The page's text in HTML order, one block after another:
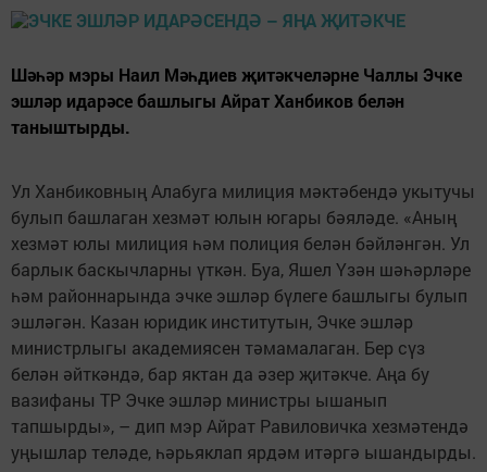
Шәһәр мэры Наил Мәһдиев җитәкчеләрне Чаллы Эчке
эшләр идарәсе башлыгы Айрат Ханбиков белән
таныштырды.
Ул Ханбиковның Алабуга милиция мәктәбендә укытучы
булып башлаган хезмәт юлын югары бәяләде. «Аның
хезмәт юлы милиция һәм полиция белән бәйләнгән. Ул
барлык баскычларны үткән. Буа, Яшел Үзән шәһәрләре
һәм районнарында эчке эшләр бүлеге башлыгы булып
эшләгән. Казан юридик институтын, Эчке эшләр
министрлыгы академиясен тәмамалаган. Бер сүз
белән әйткәндә, бар яктан да әзер җитәкче. Аңа бу
вазифаны ТР Эчке эшләр министры ышанып
тапшырды», – дип мэр Айрат Равиловичка хезмәтендә
уңышлар теләде, һәрьяклап ярдәм итәргә ышандырды.